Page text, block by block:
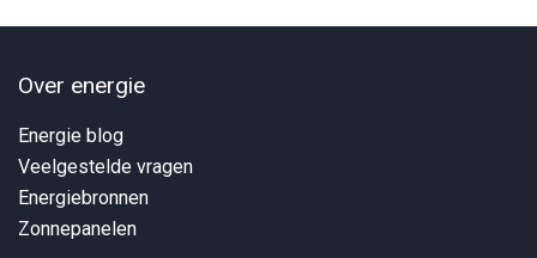
Over energie
Energie blog
Veelgestelde vragen
Energiebronnen
Zonnepanelen